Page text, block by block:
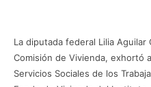
La diputada federal Lilia
Comisión de Vivienda, exhortó
Servicios Sociales de los